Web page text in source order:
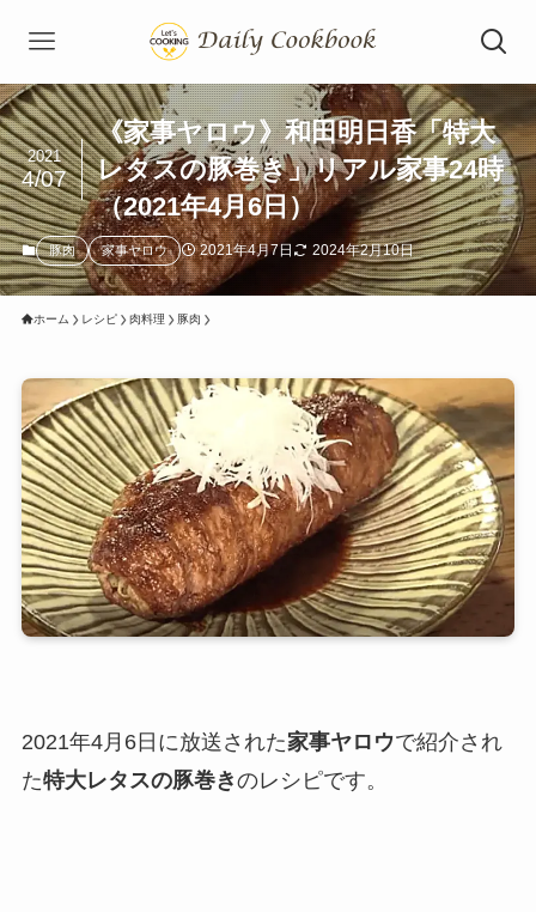
《家事ヤロウ》和田明日香「特大
レタスの豚巻き」リアル家事24時
（2021年4月6日）
2021
4/07
豚肉 家事ヤロウ 2021年4月7日 2024年2月10日
ホーム レシピ 肉料理 豚肉
2021年4月6日に放送された家事ヤロウで紹介され
た特大レタスの豚巻きのレシピです。